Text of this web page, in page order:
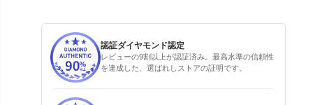
認証ダイヤモンド認定
レビューの9割以上が認証済み。最高水準の信頼性
を達成した、選ばれしストアの証明です。